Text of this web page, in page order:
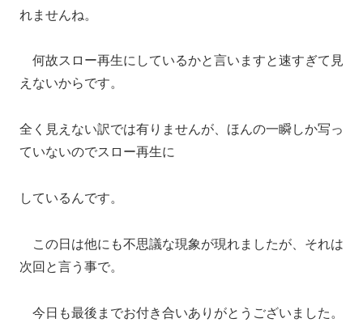
れませんね。
何故スロー再生にしているかと言いますと速すぎて見
えないからです。
全く見えない訳では有りませんが、ほんの一瞬しか写っ
ていないのでスロー再生に
しているんです。
この日は他にも不思議な現象が現れましたが、それは
次回と言う事で。
今日も最後までお付き合いありがとうございました。